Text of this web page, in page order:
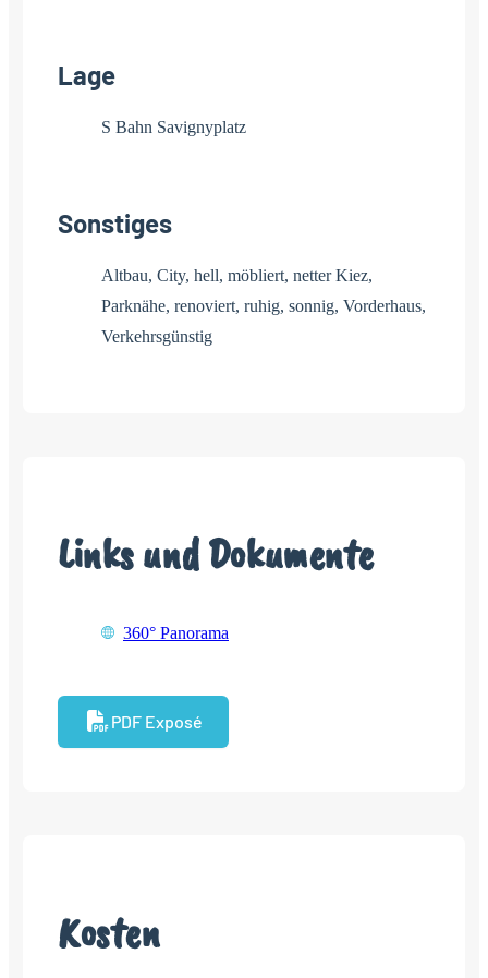
Lage
S Bahn Savignyplatz
Sonstiges
Altbau, City, hell, möbliert, netter Kiez,
Parknähe, renoviert, ruhig, sonnig, Vorderhaus,
Verkehrsgünstig
Links und Dokumente
360° Panorama
PDF Exposé
Kosten